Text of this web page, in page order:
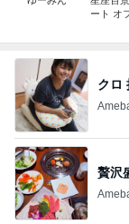
ート オ
クロ
贅沢